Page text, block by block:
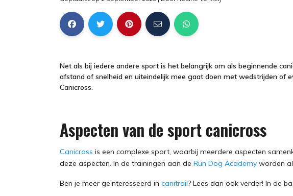
Net als bij iedere andere sport is het belangrijk om als beginnende
afstand of snelheid en uiteindelijk mee gaat doen met wedstrijden of
Canicross.
Aspecten van de sport canicross
Canicross is een complexe sport, waarbij meerdere aspecten
deze aspecten. In de trainingen aan de Run Dog Academy worden
Ben je meer geïnteresseerd in canitrail? Lees dan ook verder! In de